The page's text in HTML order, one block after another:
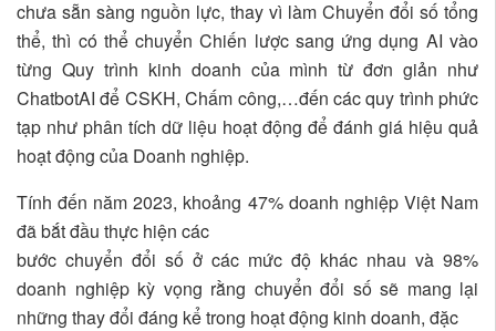
chưa sẵn sàng nguồn lực, thay vì làm Chuyển đổi số tổng
thể, thì có thể chuyển Chiến lược sang ứng dụng AI vào
từng Quy trình kinh doanh của mình từ đơn giản như
ChatbotAI để CSKH, Chấm công,…đến các quy trình phức
tạp như phân tích dữ liệu hoạt động để đánh giá hiệu quả
hoạt động của Doanh nghiệp.
Tính đến năm 2023, khoảng 47% doanh nghiệp Việt Nam
đã bắt đầu thực hiện các
bước chuyển đổi số ở các mức độ khác nhau và 98%
doanh nghiệp kỳ vọng rằng chuyển đổi số sẽ mang lại
những thay đổi đáng kể trong hoạt động kinh doanh, đặc